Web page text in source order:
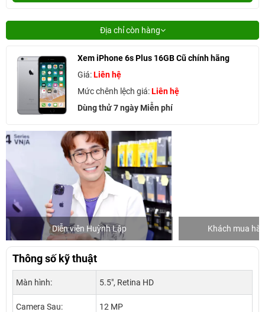
Địa chỉ còn hàng
Xem iPhone 6s Plus 16GB Cũ chính hãng
Giá:Liên hệ
Mức chênh lệch giá:Liên hệ
Dùng thử 7 ngày Miễn phí
Diễn viên Huỳnh Lập Khách mua
Thông số kỹ thuật
Màn hình: 5.5", Retina HD
Camera Sau: 12 MP